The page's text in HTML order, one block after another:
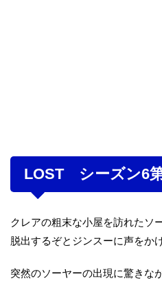
LOST シーズン6
クレアの粗末な小屋を訪れたソ
脱出するぞとジンスーに声をか
突然のソーヤーの出現に驚きな